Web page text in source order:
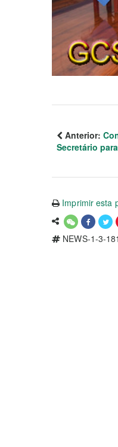
Anterior:
Secretário
Imprimir esta
NEWS-1-3-